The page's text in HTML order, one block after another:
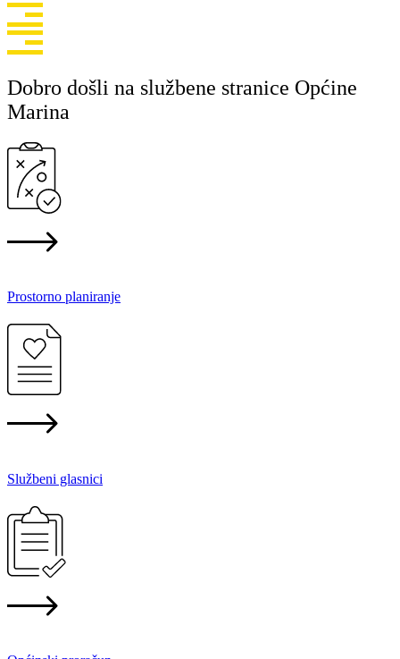
Dobro došli na službene stranice Općine
Marina
Prostorno planiranje
Službeni glasnici